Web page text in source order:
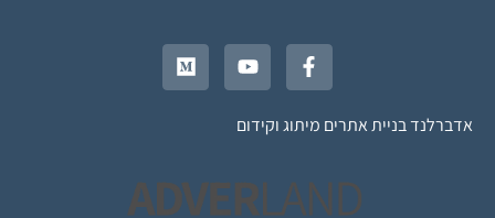
אדברלנד בניית אתרים מיתוג וקידום